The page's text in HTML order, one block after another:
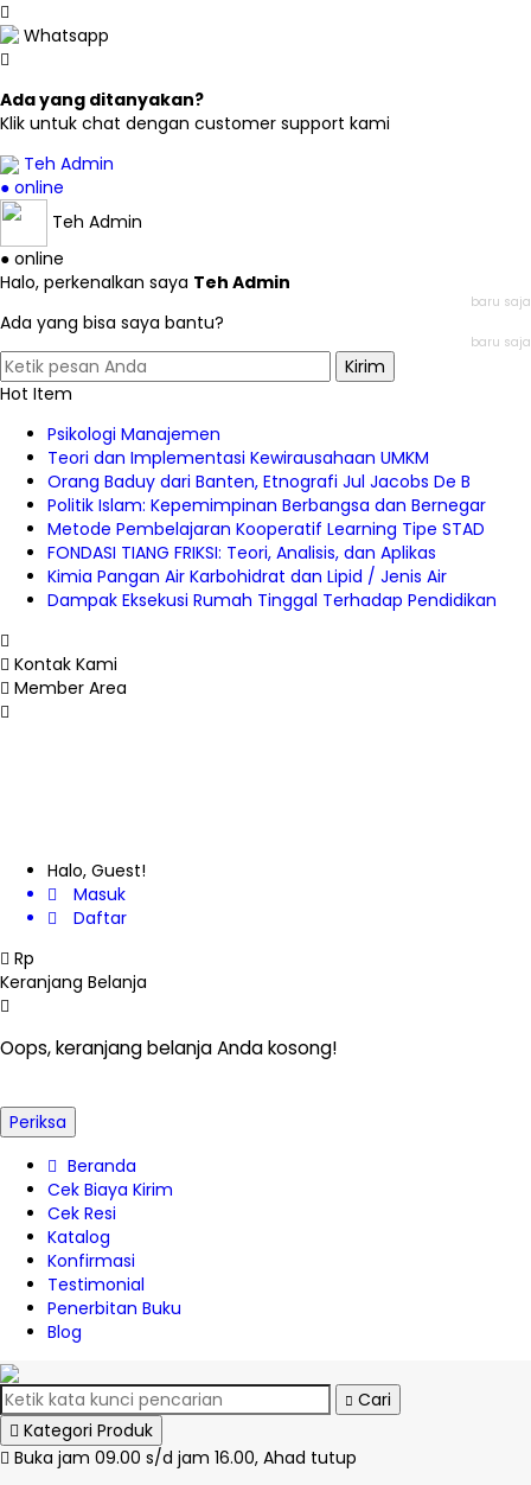
Whatsapp
Ada yang ditanyakan?
Klik untuk chat dengan customer support kami
Teh Admin
● online
Teh Admin
● online
Halo, perkenalkan saya Teh Admin
baru saja
Ada yang bisa saya bantu?
baru saja
Kirim
Hot Item
Psikologi Manajemen
Teori dan Implementasi Kewirausahaan UMKM
Orang Baduy dari Banten, Etnografi Jul Jacobs De B
Politik Islam: Kepemimpinan Berbangsa dan Bernegar
Metode Pembelajaran Kooperatif Learning Tipe STAD
FONDASI TIANG FRIKSI: Teori, Analisis, dan Aplikas
Kimia Pangan Air Karbohidrat dan Lipid / Jenis Air
Dampak Eksekusi Rumah Tinggal Terhadap Pendidikan
Kontak Kami
Member Area
Halo, Guest!
Masuk
Daftar
Rp
Keranjang Belanja
Oops, keranjang belanja Anda kosong!
Periksa
Beranda
Cek Biaya Kirim
Cek Resi
Katalog
Konfirmasi
Testimonial
Penerbitan Buku
Blog
Cari
Kategori Produk
Buka jam 09.00 s/d jam 16.00, Ahad tutup